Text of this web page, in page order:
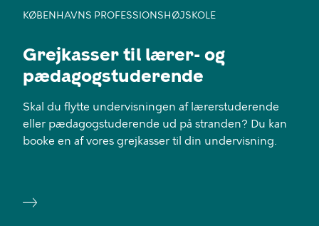
KØBENHAVNS PROFESSIONSHØJSKOLE
Grejkasser til lærer- og
pædagogstuderende
Skal du flytte undervisningen af lærerstuderende
eller pædagogstuderende ud på stranden? Du kan
booke en af vores grejkasser til din undervisning.